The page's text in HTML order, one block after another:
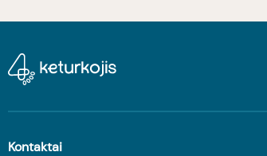
Kontaktai